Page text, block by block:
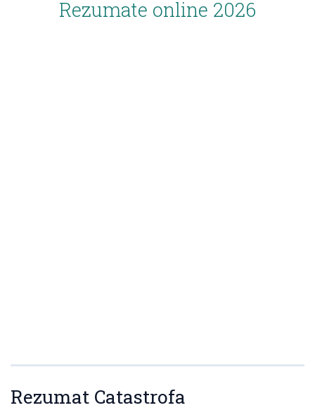
Rezumate online 2026
Rezumat Catastrofa